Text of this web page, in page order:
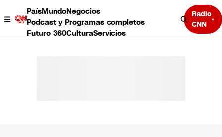
PaísMundoNegocios
Podcast y Programas completos
Futuro 360CulturaServicios
Radio
CNN